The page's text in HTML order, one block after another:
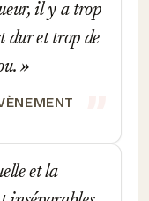
il y a trop
dur et trop de
et la